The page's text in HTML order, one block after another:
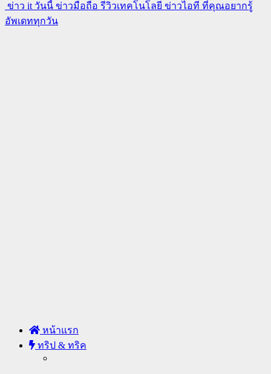
ข่าว it วันนี้ ข่าวมือถือ รีวิวเทคโนโลยี ข่าวไอที ที่คุณอยากรู้
อัพเดททุกวัน
หน้าแรก
ทริป & ทริค